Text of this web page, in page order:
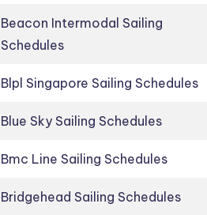
Beacon Intermodal Sailing
Schedules
Blpl Singapore Sailing Schedules
Blue Sky Sailing Schedules
Bmc Line Sailing Schedules
Bridgehead Sailing Schedules